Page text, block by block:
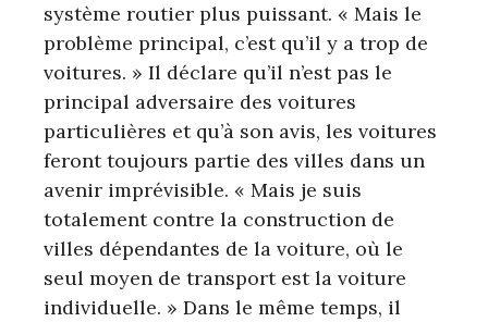
système routier plus puissant. « Mais le
problème principal, c’est qu’il y a trop de
voitures. » Il déclare qu’il n’est pas le
principal adversaire des voitures
particulières et qu’à son avis, les voitures
feront toujours partie des villes dans un
avenir imprévisible. « Mais je suis
totalement contre la construction de
villes dépendantes de la voiture, où le
seul moyen de transport est la voiture
individuelle. » Dans le même temps, il